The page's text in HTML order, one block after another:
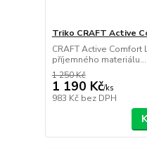
Triko CRAFT Active
CRAFT Active Comfort
příjemného materiálu...
1 250 Kč
1 190 Kč/ks
983 Kč bez DPH